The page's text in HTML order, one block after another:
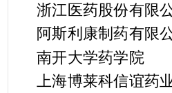
浙江医药股份有限
阿斯利康制药有限
南开大学药学院
上海博莱科信谊药